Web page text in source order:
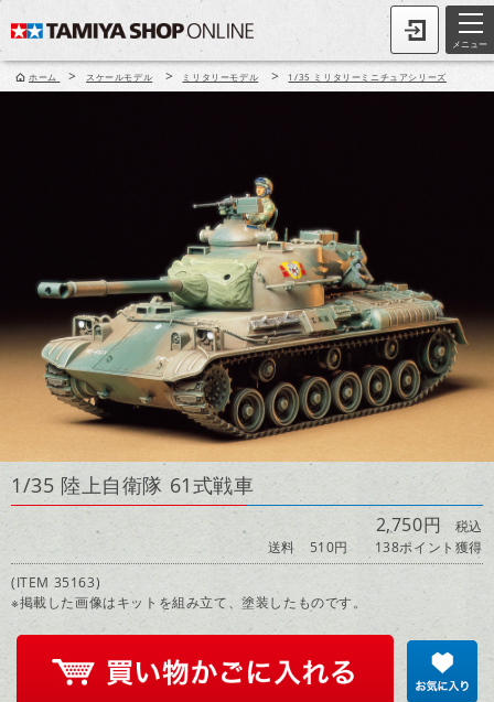
メニュー
ホーム > スケールモデル > ミリタリーモデル > 1/35 ミリタリーミニチュアシリーズ
1/35 陸上自衛隊 61式戦車
2,750円 税込
送料 510円
138ポイント獲得
(ITEM 35163)
※掲載した画像はキットを組み立て、塗装したものです。